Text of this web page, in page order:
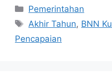
Kategori
Pemerintahan
Tag
Akhir Tahun, BNN
Pencapaian